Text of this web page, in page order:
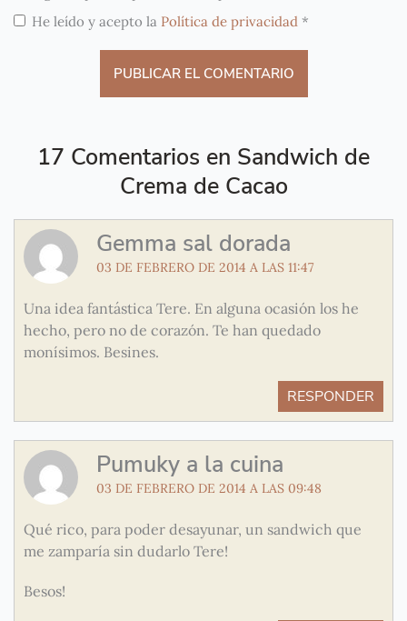
He leído y acepto la Política de privacidad *
17 Comentarios en Sandwich de
Crema de Cacao
Gemma sal dorada
03 DE FEBRERO DE 2014 A LAS 11:47
Una idea fantástica Tere. En alguna ocasión los he
hecho, pero no de corazón. Te han quedado
monísimos. Besines.
RESPONDER
Pumuky a la cuina
03 DE FEBRERO DE 2014 A LAS 09:48
Qué rico, para poder desayunar, un sandwich que
me zamparía sin dudarlo Tere!
Besos!